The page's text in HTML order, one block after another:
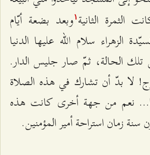
الثمرة الثانية ۱وبعد بضعة أيّام
الزهراء سلام الله عليها الدنيا
تلك الحالة، ثمّ صار جليس الدار.
لا بدّ أن تشارك في هذه الصلاة
نعم من جهة أخرى كانت هذه
زمان استراحة أمير المؤمنين.